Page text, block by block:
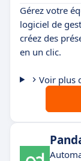
Gérez votre
logiciel de
créez des
en un clic.
Voir plus